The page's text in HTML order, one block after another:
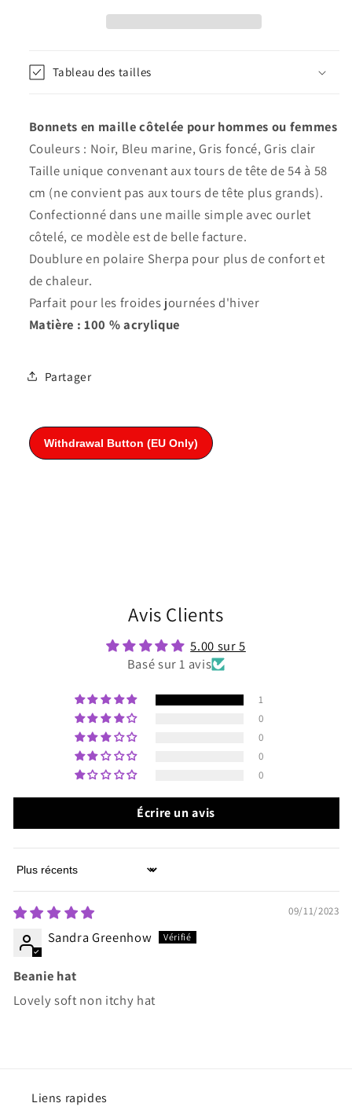
-
Tableau des tailles
Bonnets en maille côtelée pour hommes ou femmes
Couleurs : Noir, Bleu marine, Gris foncé, Gris clair
Taille unique convenant aux tours de tête de 54 à 58
cm (ne convient pas aux tours de tête plus grands).
Confectionné dans une maille simple avec ourlet
côtelé, ce modèle est de belle facture.
Doublure en polaire Sherpa pour plus de confort et
de chaleur.
Parfait pour les froides journées d'hiver
Matière : 100 % acrylique
Partager
Avis Clients
5.00 sur 5
Basé sur 1 avis
1
0
0
0
0
Écrire un avis
Sort by
09/11/2023
Sandra Greenhow
Beanie hat
Lovely soft non itchy hat
Liens rapides